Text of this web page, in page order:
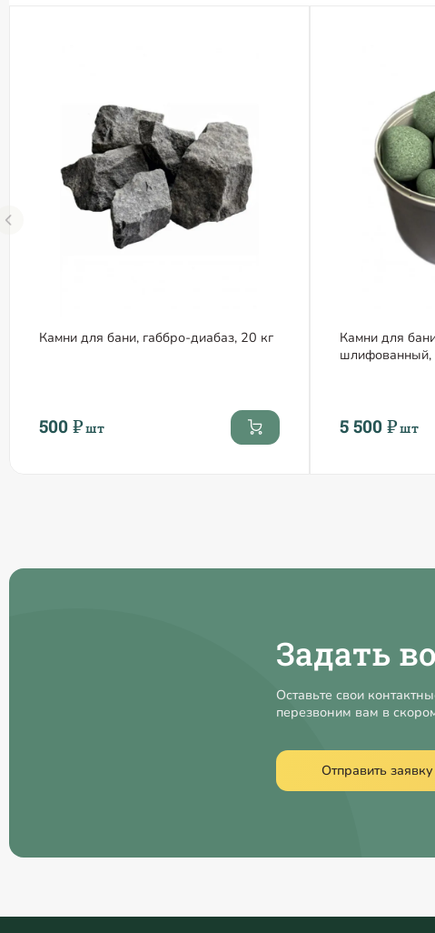
Камни для бани, габбро-диабаз, 20 кг
500 ₽шт
Камни для
шлифованный,
5 500 ₽шт
Задать
Оставьте свои
перезвоним вам в
Отправить заявку